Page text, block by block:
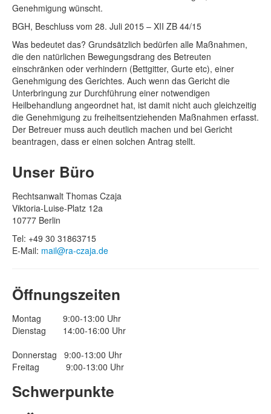
Genehmigung wünscht.
BGH, Beschluss vom 28. Juli 2015 – XII ZB 44/15
Was bedeutet das? Grundsätzlich bedürfen alle Maßnahmen,
die den natürlichen Bewegungsdrang des Betreuten
einschränken oder verhindern (Bettgitter, Gurte etc), einer
Genehmigung des Gerichtes. Auch wenn das Gericht die
Unterbringung zur Durchführung einer notwendigen
Heilbehandlung angeordnet hat, ist damit nicht auch gleichzeitig
die Genehmigung zu freiheitsentziehenden Maßnahmen erfasst.
Der Betreuer muss auch deutlich machen und bei Gericht
beantragen, dass er einen solchen Antrag stellt.
Unser Büro
Rechtsanwalt Thomas Czaja
Viktoria-Luise-Platz 12a
10777 Berlin
Tel: +49 30 31863715
E-Mail: mail@ra-czaja.de
Öffnungszeiten
Montag 9:00-13:00 Uhr
Dienstag 14:00-16:00 Uhr
Donnerstag 9:00-13:00 Uhr
Freitag 9:00-13:00 Uhr
Schwerpunkte